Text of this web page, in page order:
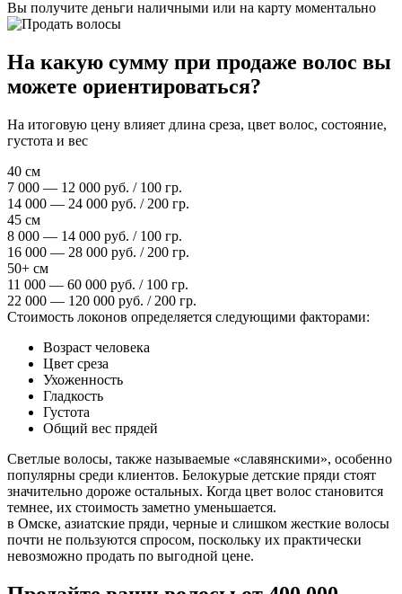
Вы получите деньги наличными или на карту моментально
На какую сумму при продаже волос вы
можете ориентироваться?
На итоговую цену влияет длина среза, цвет волос, состояние,
густота и вес
40 см
7 000 — 12 000 руб. / 100 гр.
14 000 — 24 000 руб. / 200 гр.
45 см
8 000 — 14 000 руб. / 100 гр.
16 000 — 28 000 руб. / 200 гр.
50+ см
11 000 — 60 000 руб. / 100 гр.
22 000 — 120 000 руб. / 200 гр.
Стоимость локонов определяется следующими факторами:
Возраст человека
Цвет среза
Ухоженность
Гладкость
Густота
Общий вес прядей
Светлые волосы, также называемые «славянскими», особенно
популярны среди клиентов. Белокурые детские пряди стоят
значительно дороже остальных. Когда цвет волос становится
темнее, их стоимость заметно уменьшается.
в Омске, азиатские пряди, черные и слишком жесткие волосы
почти не пользуются спросом, поскольку их практически
невозможно продать по выгодной цене.